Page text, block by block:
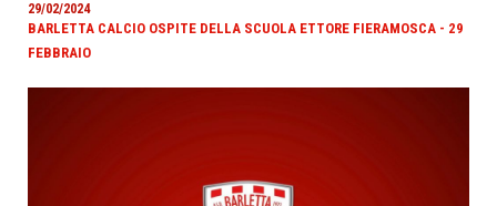
29/02/2024
BARLETTA CALCIO OSPITE DELLA SCUOLA ETTORE FIERAMOSCA - 29
FEBBRAIO